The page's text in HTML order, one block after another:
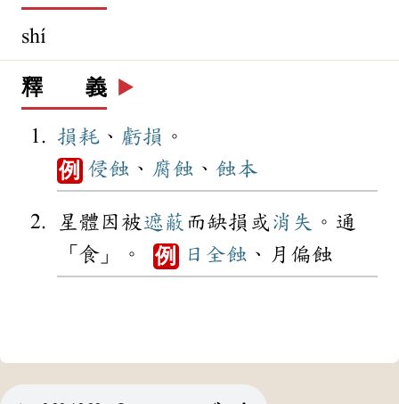
shí
釋 義 ▶️
損耗 、 虧損 。
例 侵蝕 、 腐蝕 、 蝕本
星體因被遮蔽 而缺損或 消失 。通
「食」。 例 日全蝕 、月偏蝕